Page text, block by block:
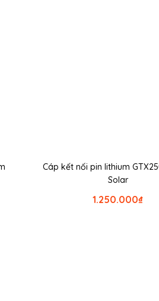
Cáp kết nối pin lithium
Solar
₫
1.250.000